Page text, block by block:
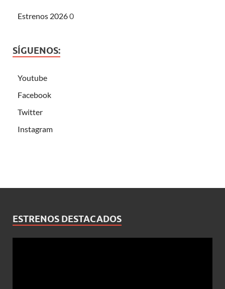
Estrenos 20260
SÍGUENOS:
Youtube
Facebook
Twitter
Instagram
ESTRENOS DESTACADOS